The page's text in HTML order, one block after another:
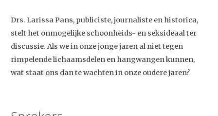
Drs. Larissa Pans, publiciste, journaliste en historica,
stelt het onmogelijke schoonheids- en seksideaal ter
discussie. Als we in onze jonge jaren al niet tegen
rimpelende lichaamsdelen en hangwangen kunnen,
wat staat ons dan te wachten in onze oudere jaren?